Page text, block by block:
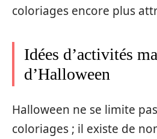
coloriages encore plus
Idées d’activités
d’Halloween
Halloween ne se limite
coloriages ; il existe de